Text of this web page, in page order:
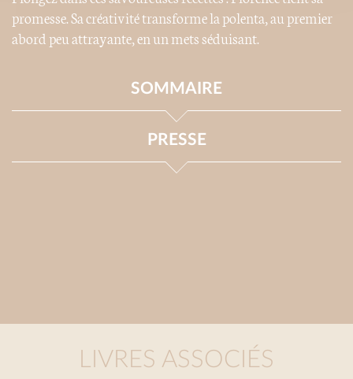
promesse. Sa créativité transforme la polenta, au premier
abord peu attrayante, en un mets séduisant.
SOMMAIRE
PRESSE
LIVRES ASSOCIÉS